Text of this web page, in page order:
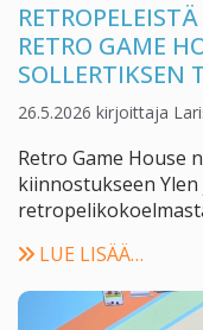
RETRO GAME
SOLLERTIKSEN
26.5.2026 kirjoittaja
Retro Game House
kiinnostukseen
LUE LISÄÄ…